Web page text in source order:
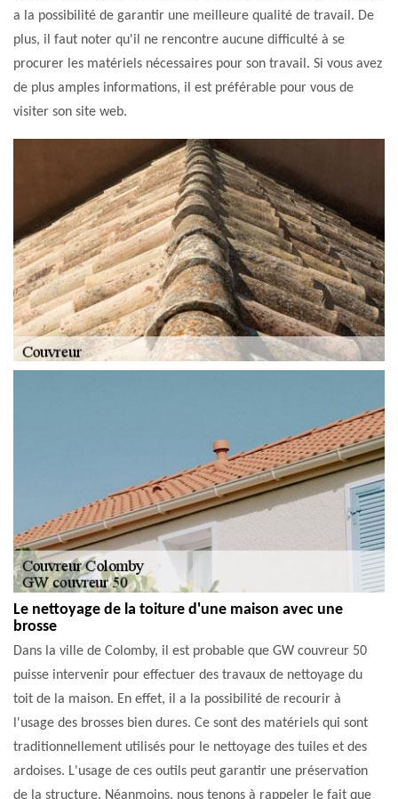
a la possibilité de garantir une meilleure qualité de travail. De
plus, il faut noter qu'il ne rencontre aucune difficulté à se
procurer les matériels nécessaires pour son travail. Si vous avez
de plus amples informations, il est préférable pour vous de
visiter son site web.
Le nettoyage de la toiture d'une maison avec une
brosse
Dans la ville de Colomby, il est probable que GW couvreur 50
puisse intervenir pour effectuer des travaux de nettoyage du
toit de la maison. En effet, il a la possibilité de recourir à
l'usage des brosses bien dures. Ce sont des matériels qui sont
traditionnellement utilisés pour le nettoyage des tuiles et des
ardoises. L'usage de ces outils peut garantir une préservation
de la structure. Néanmoins, nous tenons à rappeler le fait que